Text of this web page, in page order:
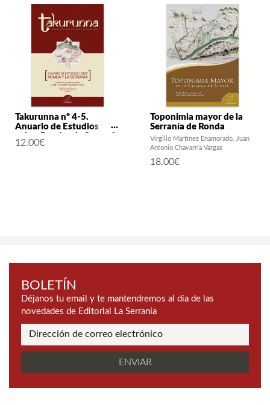
Takurunna nº 4-5.
Anuario de Estudios
sobre Ronda y la Serranía
12.00€
Toponimia mayor de la
Serranía de Ronda
Virgilio Martínez Enamorado
Juan
Antonio Chavarría Vargas
18.00€
BOLETÍN
Déjanos tu email y te mantendremos al día de las
novedades de Editorial La Serranía